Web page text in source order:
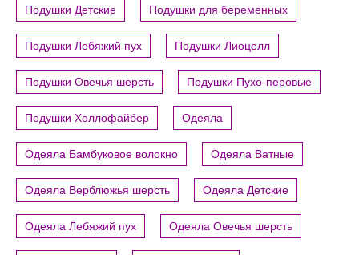
Подушки Детские Подушки для беременных
Подушки Лебяжий пух Подушки Лиоцелл
Подушки Овечья шерсть Подушки Пухо-перовые
Подушки Холлофайбер Одеяла
Одеяла Бамбуковое волокно Одеяла Ватные
Одеяла Верблюжья шерсть Одеяла Детские
Одеяла Лебяжий пух Одеяла Овечья шерсть